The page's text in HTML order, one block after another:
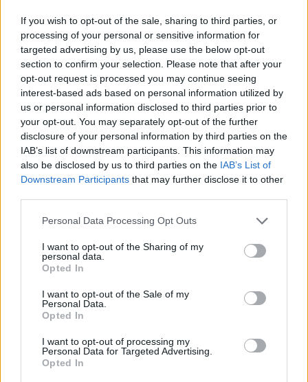
If you wish to opt-out of the sale, sharing to third parties, or
processing of your personal or sensitive information for
targeted advertising by us, please use the below opt-out
section to confirm your selection. Please note that after your
opt-out request is processed you may continue seeing
interest-based ads based on personal information utilized by
us or personal information disclosed to third parties prior to
your opt-out. You may separately opt-out of the further
disclosure of your personal information by third parties on the
IAB’s list of downstream participants. This information may
also be disclosed by us to third parties on the IAB’s List of
Downstream Participants that may further disclose it to other
Personal Data Processing Opt Outs
I want to opt-out of the Sharing of my
personal data.
Opted In
I want to opt-out of the Sale of my
Personal Data.
Opted In
I want to opt-out of processing my
Personal Data for Targeted Advertising.
Opted In
Πιερρακάκης στο Euronews: Οι επενδύσεις
στην ενέργεια αποτελούν την πιο
αποτελεσματική μορφή κοινωνικής πολιτικής
(Βίντεο)
Νίκος Xαρδαλιάς: «5,8 εκατ. ευρώ από την
Περιφέρεια Αττικής για τις νέες κατασκηνώσεις
της Ι Μ. Νέας Ιωνίας»
Έκθεση ΙΟΒΕ: Μακροχρόνια πρόκληση η
γήρανση του πληθυσμού – Οι τάσεις και οι
ευκαιρίες στις ελληνικές περιφέρειες